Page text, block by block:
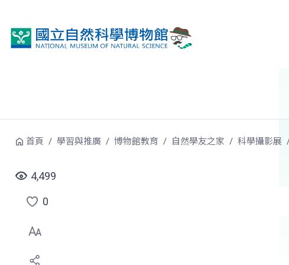
首頁 學習與推廣 博物館教育 自然學友之家 科學攝影展
4,499
點
選
喜
0